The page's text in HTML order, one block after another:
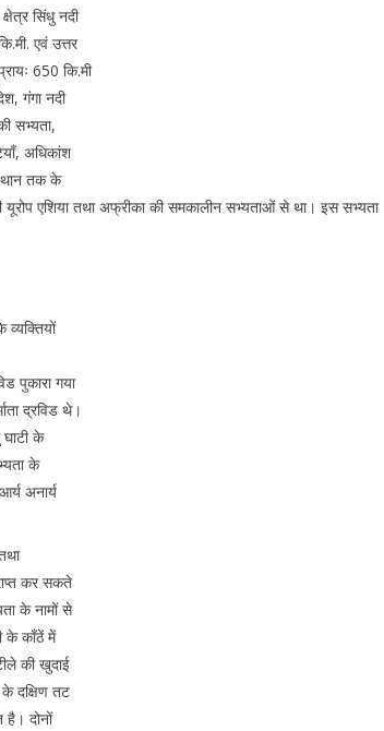
सिंधु नदी
एवं उत्तर
650 कि.मी
गंगा नदी
सभ्यता,
अधिकांश
तक के
यूरोप एशिया तथा अफ्रीका की समकालीन सभ्यताओं से था। इस सभ्यता
पुकारा गया
द्रविड थे।
के
के
अनार्य
कर सकते
के नामों से
के काँठें में
की खुदाई
दक्षिण तट
है। दोनों